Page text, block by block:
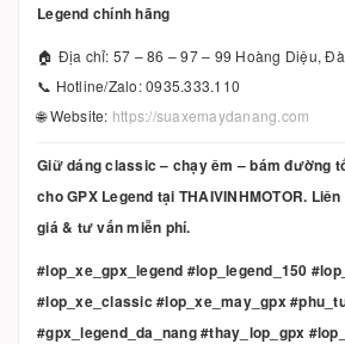
Legend chính hãng
🏠 Địa chỉ: 57 – 86 – 97 – 99 Hoàng Diệu,
📞 Hotline/Zalo: 0935.333.110
🌐 Website: https://suaxemaydanang.com
Giữ dáng classic – chạy êm – bám đường
cho GPX Legend tại THAIVINHMOTOR.
giá & tư vấn miễn phí.
#lop_xe_gpx_legend #lop_legend_150
#lop_xe_classic #lop_xe_may_gpx
#gpx_legend_da_nang #thay_lop_gpx